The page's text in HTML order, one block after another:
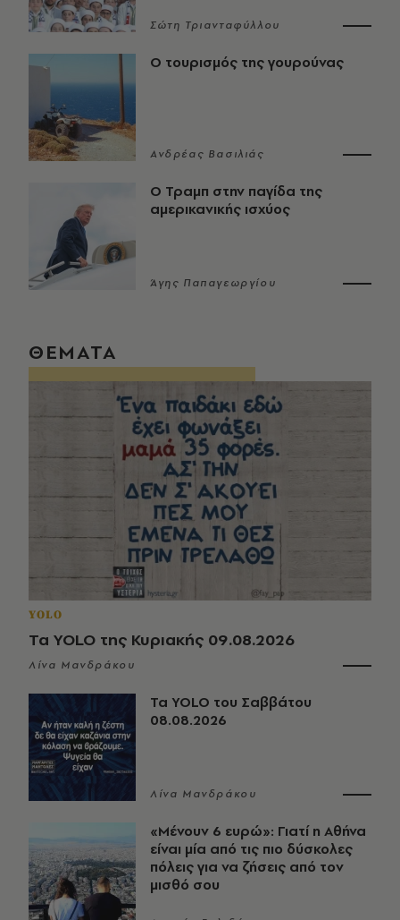
Σώτη Τριανταφύλλου
Ο τουρισμός της γουρούνας
Ανδρέας Βασιλιάς
Ο Τραμπ στην παγίδα της
αμερικανικής ισχύος
Άγης Παπαγεωργίου
ΘΕΜΑΤΑ
YOLO
Τα YOLO της Κυριακής 09.08.2026
Λίνα Μανδράκου
Τα YOLO του Σαββάτου
08.08.2026
Λίνα Μανδράκου
«Μένουν 6 ευρώ»: Γιατί η Αθήνα
είναι μία από τις πιο δύσκολες
πόλεις για να ζήσεις από τον
μισθό σου